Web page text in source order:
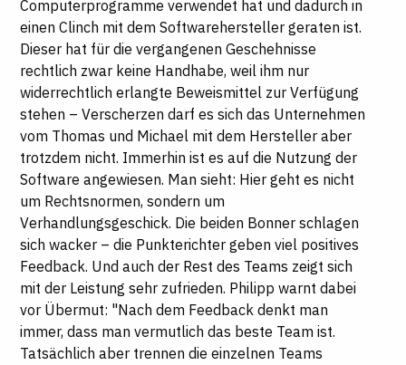
Computerprogramme verwendet hat und dadurch in
einen Clinch mit dem Softwarehersteller geraten ist.
Dieser hat für die vergangenen Geschehnisse
rechtlich zwar keine Handhabe, weil ihm nur
widerrechtlich erlangte Beweismittel zur Verfügung
stehen – Verscherzen darf es sich das Unternehmen
vom Thomas und Michael mit dem Hersteller aber
trotzdem nicht. Immerhin ist es auf die Nutzung der
Software angewiesen. Man sieht: Hier geht es nicht
um Rechtsnormen, sondern um
Verhandlungsgeschick. Die beiden Bonner schlagen
sich wacker – die Punkterichter geben viel positives
Feedback. Und auch der Rest des Teams zeigt sich
mit der Leistung sehr zufrieden. Philipp warnt dabei
vor Übermut: "Nach dem Feedback denkt man
immer, dass man vermutlich das beste Team ist.
Tatsächlich aber trennen die einzelnen Teams